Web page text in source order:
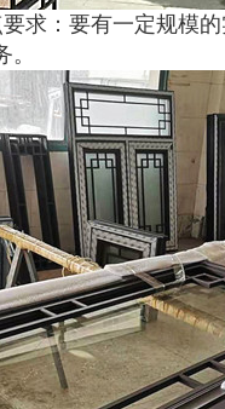
求：要有一定规模